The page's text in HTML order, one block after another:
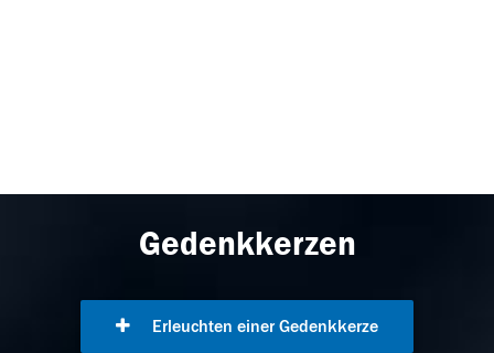
Gedenkkerzen
Erleuchten einer Gedenkkerze